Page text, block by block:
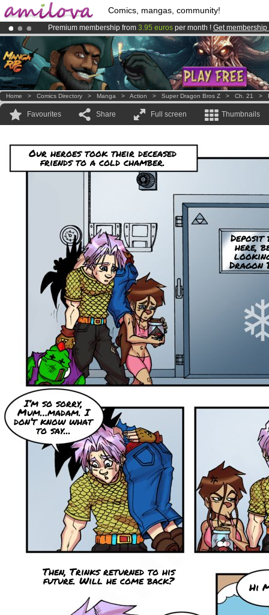
Comics, mangas, community!
Premium membership from 3.95 euros per month ! Get membership
AmilovaKickstarter is now LIVE!.
Already 100000membersand 1000 comics & mangas!.
Home > Comics Directory > Manga > Action > Super Dragon Bros Z > Ch. 21 >
Favourites Share Full screen Thumbnails
Our heroes took their deceased
friends to a cold chamber.
I’m so sorry,
Mum…madam. I
don’t know what
to say...
Then, Trinks returned to his
future. Will he come back? Hi
Deposit
here,
Dragon